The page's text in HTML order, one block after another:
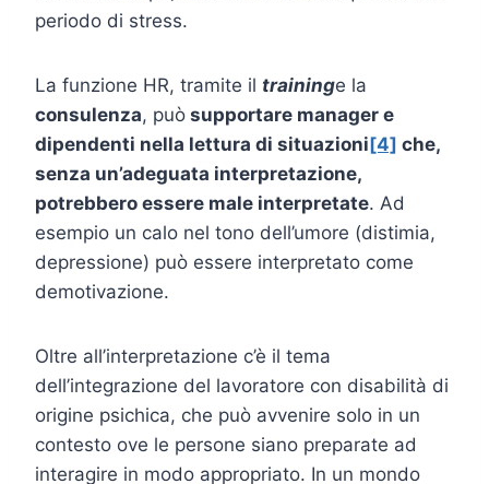
periodo di stress.
La funzione HR, tramite il traininge la
consulenza, può supportare manager e
dipendenti nella lettura di situazioni[4] che,
senza un’adeguata interpretazione,
potrebbero essere male interpretate. Ad
esempio un calo nel tono dell’umore (distimia,
depressione) può essere interpretato come
demotivazione.
Oltre all’interpretazione c’è il tema
dell’integrazione del lavoratore con disabilità di
origine psichica, che può avvenire solo in un
contesto ove le persone siano preparate ad
interagire in modo appropriato. In un mondo